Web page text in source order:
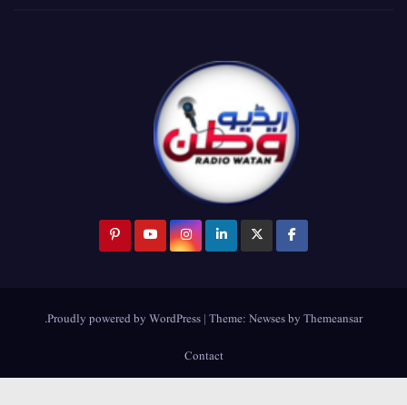
Proudly powered by WordPress |Theme:NewsesbyThemeansar
.
Contact